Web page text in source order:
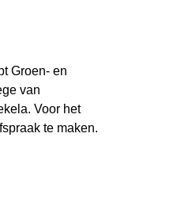
Groen- en
van
Voor het
te maken.